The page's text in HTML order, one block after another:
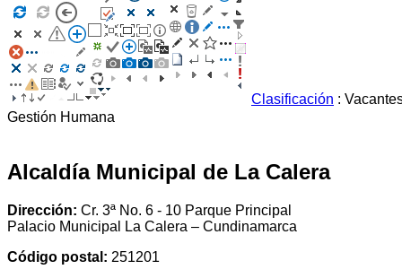
Clasificación :
Gestión Humana
Alcaldía Municipal de La Calera
Dirección: Cr. 3ª No. 6 - 10 Parque Principal
Palacio Municipal La Calera – Cundinamarca
Código postal: 251201